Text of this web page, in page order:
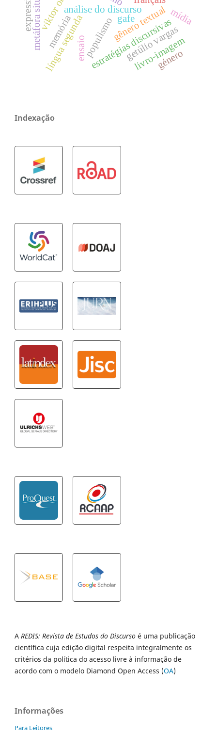
análise do discurso
populismo
estratégias discursivas
ensaio
língua segunda gênero textual
getúlio vargas
metáfora situada
livro-imagem
gafe mídia
memória
género
Indexação
AREDIS: Revista de Estudos do Discurso é uma publicação
científica cuja edição digital respeita integralmente os
critérios da política do acesso livre à informação de
acordo com o modelo Diamond Open Access (OA)
Informações
Para Leitores